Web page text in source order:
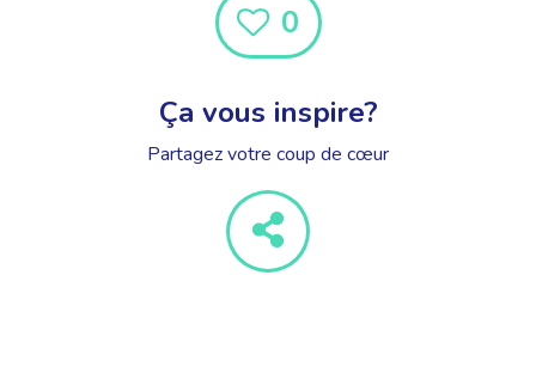
0
Ça vous inspire?
Partagez votre coup de cœur